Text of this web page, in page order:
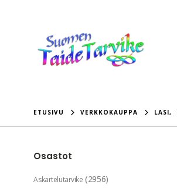
ETUSIVU VERKKOKAUPPA LASI,
Osastot
Askartelutarvike (2956)